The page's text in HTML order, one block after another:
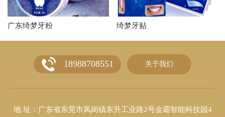
广东绮梦牙粉 绮梦牙贴
18988708551 关于我们
地 址：广东省东莞市凤岗镇东升工业路2号金霸智能科技园4